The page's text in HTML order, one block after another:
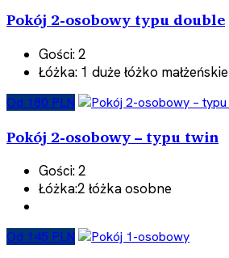
Pokój 2-osobowy typu double
Gości:2
Łóżka: 1 duże łóżko małżeńskie
Od 180 PLN
Pokój 2-osobowy – typu twin
Gości:2
Łóżka:2 łóżka osobne
Od 145 PLN